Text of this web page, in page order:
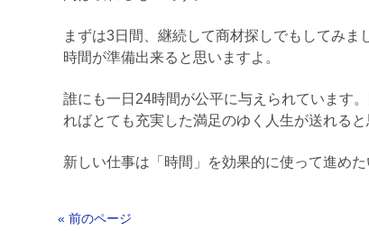
まずは3日間、継続して商材探しでもしてみ
時間が準備出来ると思いますよ。
誰にも一日24時間が公平に与えられています
ればとても充実した満足のゆく人生が送れると
新しい仕事は「時間」を効果的に使って進め
« 前のページ